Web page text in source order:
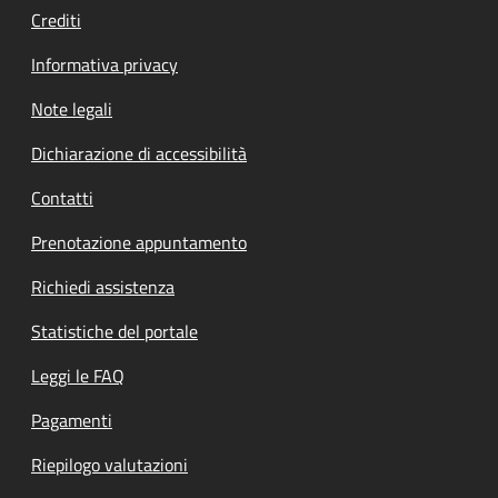
Crediti
Informativa privacy
Note legali
Dichiarazione di accessibilità
Contatti
Prenotazione appuntamento
Richiedi assistenza
Statistiche del portale
Leggi le FAQ
Pagamenti
Riepilogo valutazioni